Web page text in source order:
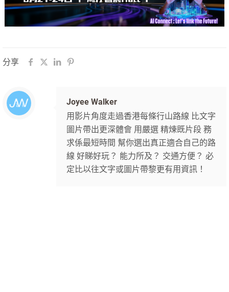
分享
Joyee Walker
用影片角度走過香港每條行山路線 比文字
圖片帶出更深體會 用嚴選 精煉既片段 務
求係最短時間 幫你選出真正適合自己的路
線 好睇好玩？ 能力所及？ 交通方便？ 必
定比以往文字或圖片帶黎更有用資訊！